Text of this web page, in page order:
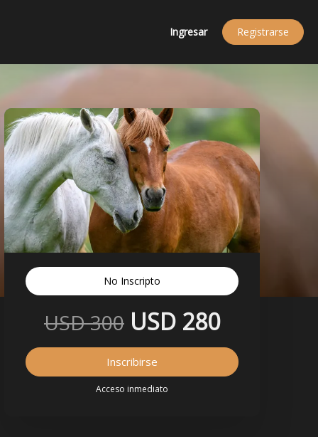
Ingresar Registrarse
No Inscripto
USD 300 USD 280
Inscribirse
Acceso inmediato